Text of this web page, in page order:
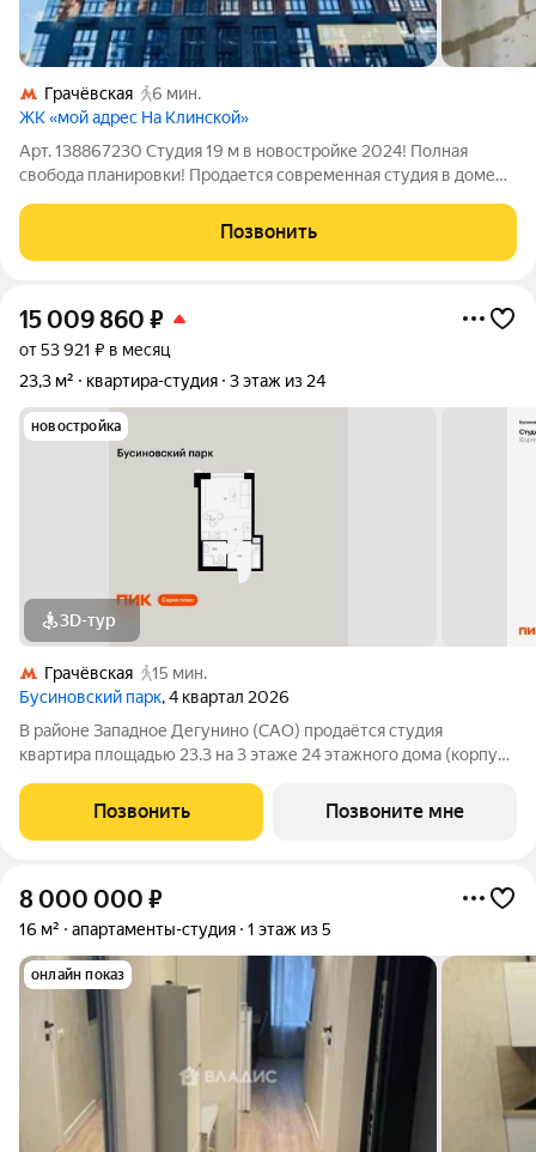
Грачёвская
6 мин.
ЖК «мой адрес На Клинской»
Арт. 138867230 Студия 19 м в новостройке 2024! Полная
свобода планировки! Продается современная студия в доме
лист. Вы получаете уникальную возможность создать
интерьер, о котором мечтаете, без
Позвонить
15 009 860 ₽
от 53 921 ₽ в месяц
23,3 м²
квартира-студия 3 этаж из 24
новостройка
3D-тур
Грачёвская
15 мин.
Бусиновский парк, 4 квартал 2026
В районе Западное Дегунино (САО) продаётся студия
квартира площадью 23.3 на 3 этаже 24 этажного дома (корпус,
расположение: 20 минут пешком до станций метро «Ховрино»
и 15 минут от МЦД «Грачёвская». 5
Позвонить Позвоните мне
8 000 000 ₽
16 м² апартаменты-студия 1 этаж из 5
онлайн показ